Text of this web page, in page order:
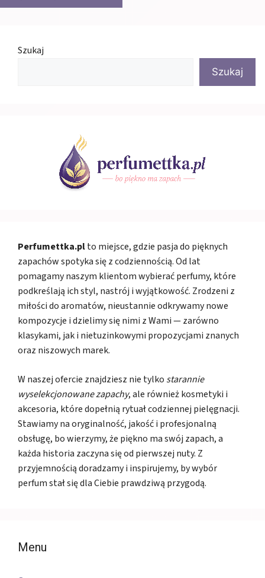
Szukaj
Szukaj
Perfumettka.plto miejsce, gdzie pasja do pięknych
zapachów spotyka się z codziennością. Od lat
pomagamy naszym klientom wybierać perfumy, które
podkreślają ich styl, nastrój i wyjątkowość. Zrodzeni z
miłości do aromatów, nieustannie odkrywamy nowe
kompozycje i dzielimy się nimi z Wami — zarówno
klasykami, jak i nietuzinkowymi propozycjami znanych
oraz niszowych marek.
W naszej ofercie znajdziesz nie tylko starannie
wyselekcjonowane zapachy, ale również kosmetyki i
akcesoria, które dopełnią rytuał codziennej pielęgnacji.
Stawiamy na oryginalność, jakość i profesjonalną
obsługę, bo wierzymy, że piękno ma swój zapach, a
każda historia zaczyna się od pierwszej nuty. Z
przyjemnością doradzamy i inspirujemy, by wybór
perfum stał się dla Ciebie prawdziwą przygodą.
Menu